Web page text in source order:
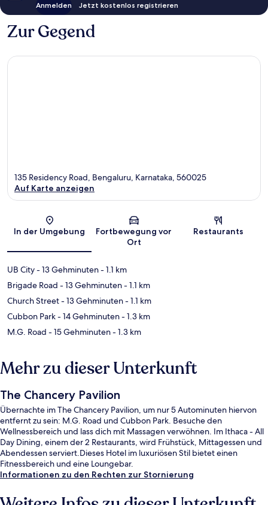
Anmelden Jetzt kostenlos registrieren
Zur Gegend
Karte
135 Residency Road, Bengaluru, Karnataka, 560025
Auf Karte anzeigen
In der Umgebung
Fortbewegung vor
Ort
Restaurants
UB City- 13 Gehminuten- 1.1 km
Brigade Road - 13 Gehminuten- 1.1 km
Church Street- 13 Gehminuten- 1.1 km
Cubbon Park- 14 Gehminuten- 1.3 km
M.G. Road - 15 Gehminuten- 1.3 km
Mehr zu dieser Unterkunft
The Chancery Pavilion
Übernachte im The Chancery Pavilion, um nur 5 Autominuten hiervon
entfernt zu sein: M.G. Road und Cubbon Park. Besuche den
Wellnessbereich und lass dich mit Massagen verwöhnen. Im Ithaca - All
Day Dining, einem der 2 Restaurants, wird Frühstück, Mittagessen und
Abendessen serviert.Dieses Hotel im luxuriösen Stil bietet einen
Fitnessbereich und eine Loungebar.
Informationen zu den Rechten zur Stornierung